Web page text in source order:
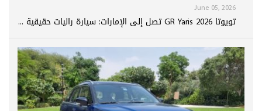
June 05, 2026
تويوتا GR Yaris 2026 تصل إلى الإمارات: سيارة راليات حقيقية ...